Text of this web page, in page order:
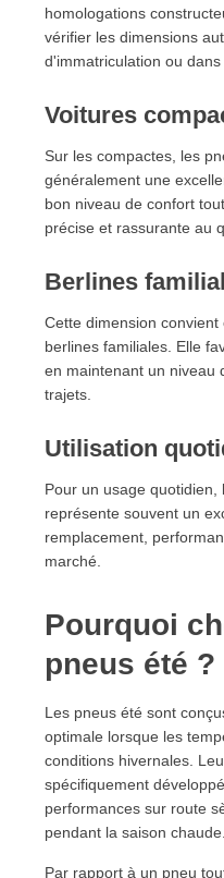
homologations
vérifier les dimensions
d'immatriculation ou
Voitures
Sur les compactes, les
généralement une
bon niveau de confort
précise et rassurante au
Berlines
Cette dimension
berlines familiales. Elle
en maintenant un niveau
trajets.
Utilisation
Pour un usage
représente souvent un
remplacement,
marché.
Pourquoi
pneus été ?
Les pneus été sont
optimale lorsque les
conditions hivernales.
spécifiquement
performances sur route
pendant la saison chaude.
Par rapport à un pneu